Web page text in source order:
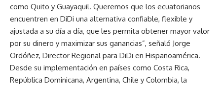
como Quito y Guayaquil. Queremos que los ecuatorianos
encuentren en DiDi una alternativa confiable, flexible y
ajustada a su día a día, que les permita obtener mayor valor
por su dinero y maximizar sus ganancias”, señaló Jorge
Ordóñez, Director Regional para DiDi en Hispanoamérica.
Desde su implementación en países como Costa Rica,
República Dominicana, Argentina, Chile y Colombia, la